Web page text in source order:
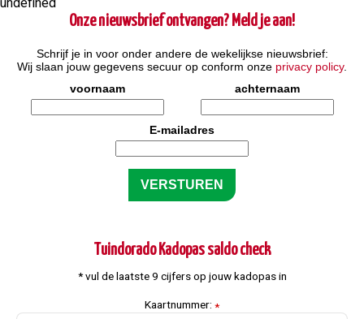
Onze nieuwsbrief ontvangen? Meld je aan!
Schrijf je in voor onder andere de wekelijkse nieuwsbrief:
Wij slaan jouw gegevens secuur op conform onze privacy policy.
voornaam
achternaam
E-mailadres
Tuindorado Kadopas saldo check
* vul de laatste 9 cijfers op jouw kadopas in
Kaartnummer: *